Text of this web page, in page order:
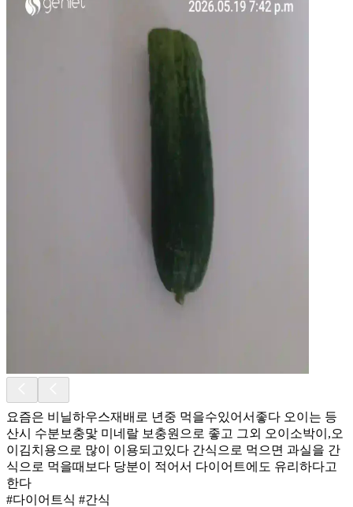
요즘은 비닐하우스재배로 년중 먹을수있어서좋다 오이는 등
산시 수분보충맟 미네랄 보충원으로 좋고 그외 오이소박이,오
이김치용으로 많이 이용되고있다 간식으로 먹으면 과실을 간
식으로 먹을때보다 당분이 적어서 다이어트에도 유리하다고
한다
#다이어트식 #간식